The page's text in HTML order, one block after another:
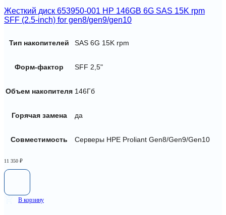
Жесткий диск 653950-001 HP 146GB 6G SAS 15K rpm
SFF (2.5-inch) for gen8/gen9/gen10
Тип накопителей SAS 6G 15K rpm
Форм-фактор SFF 2,5"
Объем накопителя 146Гб
Горячая замена да
Совместимость Серверы HPE Proliant Gen8/Gen9/Gen10
11 350 ₽
В корзину